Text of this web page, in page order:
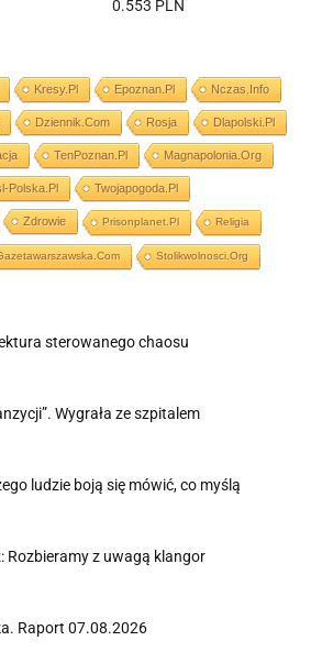
0.553 PLN
Kresy.pl Epoznan.pl Nczas.info
Dziennik.com Rosja Dlapolski.pl
TenPoznan.pl Magnapolonia.org
Polska.pl Twojapogoda.pl
Zdrowie Prisonplanet.pl Religia
Stolikwolnosci.org
sterowanego chaosu
Wygrała ze szpitalem
ludzie boją się mówić, co myślą
Rozbieramy z uwagą klangor
Raport 07.08.2026